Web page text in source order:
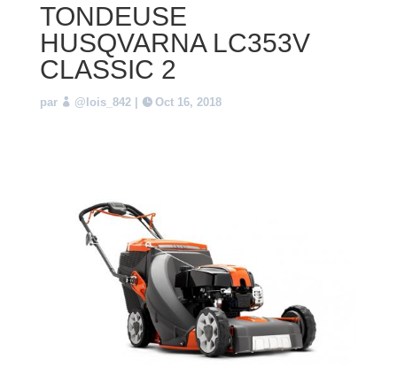
TONDEUSE
HUSQVARNA LC353V
CLASSIC 2
par @lois_842| Oct 16, 2018